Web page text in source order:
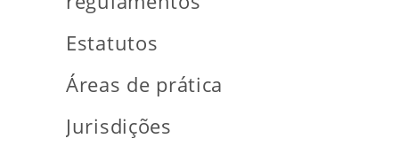
Estatutos
Áreas de prática
Jurisdições